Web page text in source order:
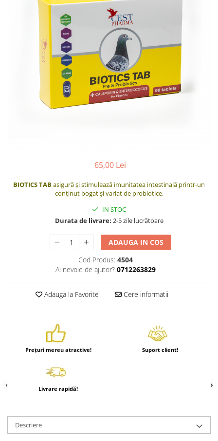
Suplimente
Suplimente - Ovigor
Suplimente - Klaus
Diverse Suplimente
Suplimente Cest Pharma
Suplimente Röhnfried
Suplimente Belgica de Weerd
Suplimente Natural
Suplimente - Berger Pigeons
Accesorii
Custi si accesorii
Hrană păsări
Grădină
65,00 Lei
BIOTICS TAB asigură şi stimulează imunitatea intestinală printr-un
conţinut bogat şi variat de probiotice.
IN STOC
Durata de livrare: 2-5 zile lucrătoare
ADAUGA IN COS
Cod Produs: 4504
Ai nevoie de ajutor? 0712263829
Adauga la Favorite Cere informatii
Prețuri mereu atractive! Suport client!
Livrare rapidă!
Descriere